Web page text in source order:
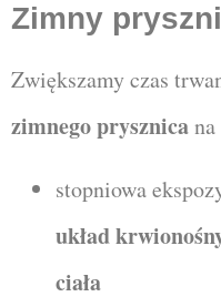
Zimny
Zwiększamy czas
zimnego prysznica
stopniowa
układ
ciała